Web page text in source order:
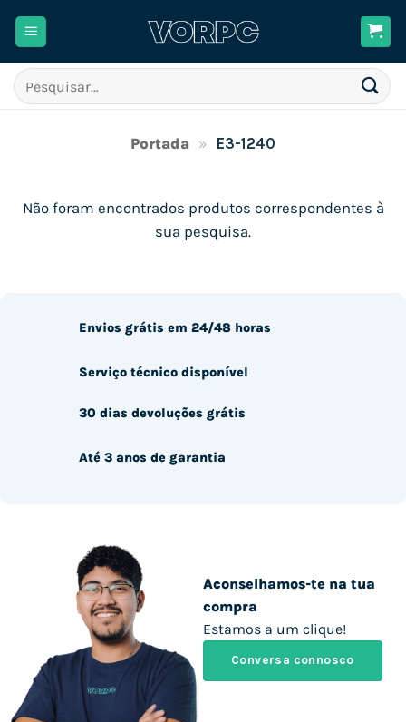
Pesquisar
por:
Portada » E3-1240
Não foram encontrados produtos correspondentes à
sua pesquisa.
Aconselhamos-te na tua
compra
Estamos a um clique!
Conversa connosco
Envios grátis em 24/48 horas
Serviço técnico disponível
30 dias devoluções grátis
Até 3 anos de garantia